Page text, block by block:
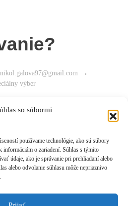
so súbormi
používame technológie, ako sú súbory
informáciám o zariadení. Súhlas s týmito
údaje, ako je správanie pri prehliadaní alebo
alebo odvolanie súhlasu môže nepriaznivo
nikol.galova97@gmail.com
výber
spoluprácu.